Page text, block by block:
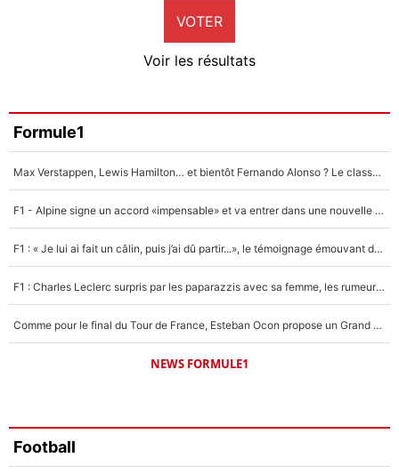
Faris Moumbagna
4%
Un autre joueur
5%
VOTER
Voir les résultats
Formule1
Max Verstappen, Lewis Hamilton… et bientôt Fernando Alonso ? Le classement des pilotes les mieux payés en Formule 1 risque de changer !
F1 - Alpine signe un accord «impensable» et va entrer dans une nouvelle dimension : Grande nouvelle pour Pierre Gasly !
F1 : « Je lui ai fait un câlin, puis j’ai dû partir...», le témoignage émouvant de Max Verstappen sur sa fille
F1 : Charles Leclerc surpris par les paparazzis avec sa femme, les rumeurs étaient vraies !
Comme pour le final du Tour de France, Esteban Ocon propose un Grand Prix de Formule 1 à Paris : «Autour de l’Arc de Triomphe, ce serait génial» !
NEWS FORMULE1
Football